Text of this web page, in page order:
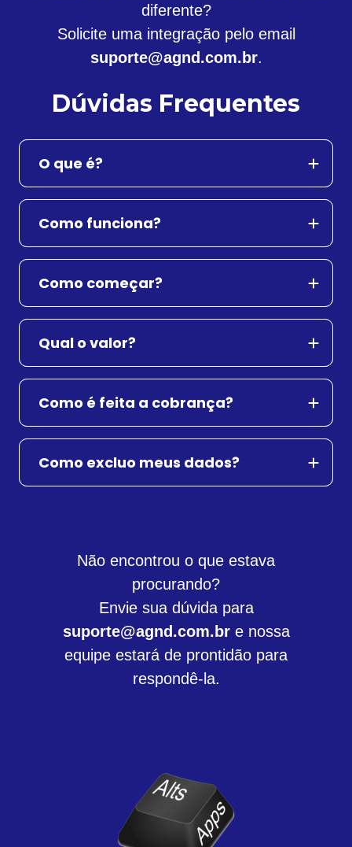
diferente?
Solicite uma integração pelo email
suporte@agnd.com.br.
Dúvidas Frequentes
O que é?
Como funciona?
Como começar?
Qual o valor?
Como é feita a cobrança?
Como excluo meus dados?
Não encontrou o que estava
procurando?
Envie sua dúvida para
suporte@agnd.com.bre nossa
equipe estará de prontidão para
respondê-la.